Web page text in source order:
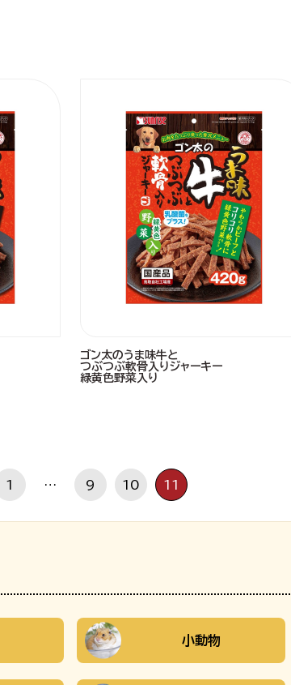
ゴン太のうま味牛と
つぶつぶ軟骨入りジャーキー
緑黄色野菜入り
1 … 9 10 11
小動物